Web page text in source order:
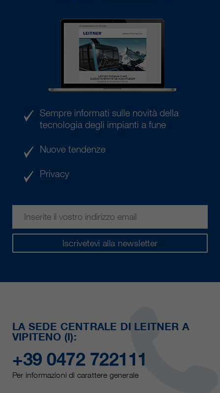
Iscrivetevi alla newsletter
Sempre informati sulle novità della
tecnologia degli impianti a fune
Nuove tendenze
Privacy
LA SEDE CENTRALE DI LEITNER A
VIPITENO (I):
+39 0472 722111
Per informazioni di carattere generale